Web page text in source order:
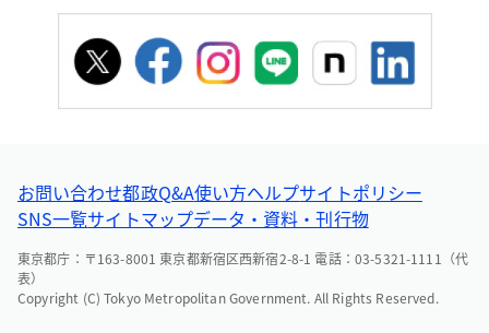
お問い合わせ都政Q&A使い方ヘルプサイトポリシー
SNS一覧サイトマップデータ・資料・刊行物
東京都庁：〒163-8001 東京都新宿区西新宿2-8-1 電話：03-5321-1111（代
表）
Copyright (C) Tokyo Metropolitan Government. All Rights Reserved.